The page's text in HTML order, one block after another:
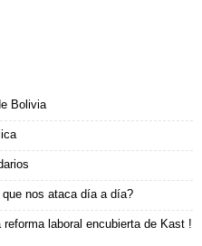
Bolivia
nos ataca día a día?
laboral encubierta de Kast !